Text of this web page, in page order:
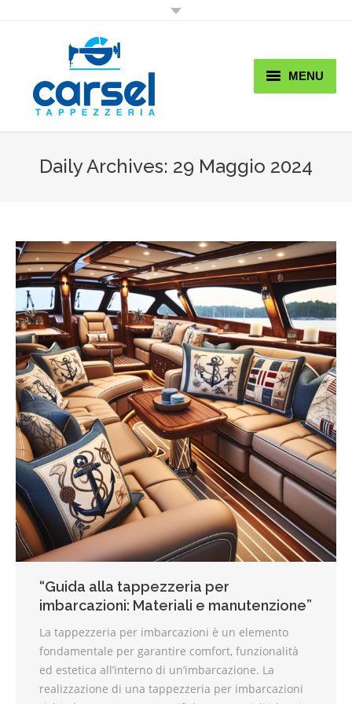
MENU
Home
Promo & News
Contatti
Daily Archives: 29 Maggio 2024
“Guida alla tappezzeria per
imbarcazioni: Materiali e manutenzione”
La tappezzeria per imbarcazioni è un elemento
fondamentale per garantire comfort, funzionalità
ed estetica all’interno di un’imbarcazione. La
realizzazione di una tappezzeria per imbarcazioni